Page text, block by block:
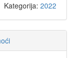
Kategorija: 2022